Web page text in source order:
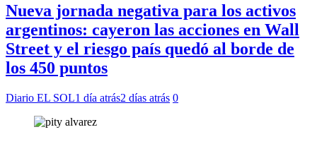
Nueva jornada negativa para los activos
argentinos: cayeron las acciones en Wall
Street y el riesgo país quedó al borde de
los 450 puntos
Diario EL SOL1 día atrás2 días atrás 0